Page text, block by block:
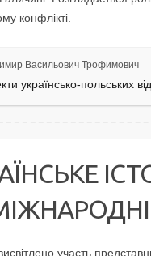
конфлікті.
Васильович Трофимович
українсько-польських
участь